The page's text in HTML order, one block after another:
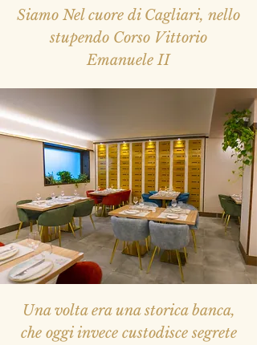
Siamo Nel cuore di Cagliari, nello
stupendo Corso Vittorio
Emanuele II
Una volta era una storica banca,
che oggi invece custodisce segrete